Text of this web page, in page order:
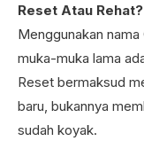
Reset Atau Rehat?
Menggunakan
muka-muka lama
Reset bermaksud
baru, bukannya
sudah koyak.